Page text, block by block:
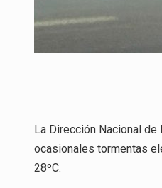
La Dirección Nacional
ocasionales tormentas
28ºC.